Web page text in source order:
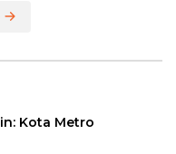
Kota Metro